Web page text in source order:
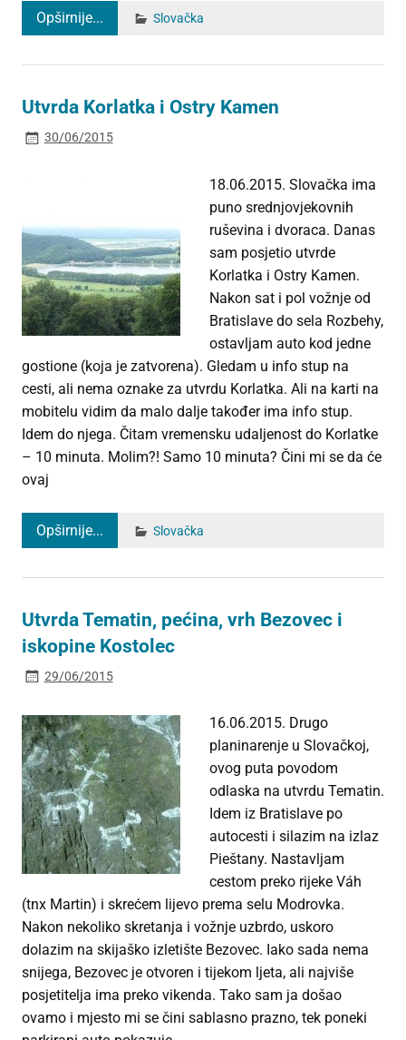
Opširnije... Slovačka
Utvrda Korlatka i Ostry Kamen
30/06/2015
18.06.2015. Slovačka ima
puno srednjovjekovnih
ruševina i dvoraca. Danas
sam posjetio utvrde
Korlatka i Ostry Kamen.
Nakon sat i pol vožnje od
Bratislave do sela Rozbehy,
ostavljam auto kod jedne
gostione (koja je zatvorena). Gledam u info stup na
cesti, ali nema oznake za utvrdu Korlatka. Ali na karti na
mobitelu vidim da malo dalje također ima info stup.
Idem do njega. Čitam vremensku udaljenost do Korlatke
– 10 minuta. Molim?! Samo 10 minuta? Čini mi se da će
ovaj
Opširnije... Slovačka
Utvrda Tematin, pećina, vrh Bezovec i
iskopine Kostolec
29/06/2015
16.06.2015. Drugo
planinarenje u Slovačkoj,
ovog puta povodom
odlaska na utvrdu Tematin.
Idem iz Bratislave po
autocesti i silazim na izlaz
Pieštany. Nastavljam
cestom preko rijeke Váh
(tnx Martin) i skrećem lijevo prema selu Modrovka.
Nakon nekoliko skretanja i vožnje uzbrdo, uskoro
dolazim na skijaško izletište Bezovec. Iako sada nema
snijega, Bezovec je otvoren i tijekom ljeta, ali najviše
posjetitelja ima preko vikenda. Tako sam ja došao
ovamo i mjesto mi se čini sablasno prazno, tek poneki